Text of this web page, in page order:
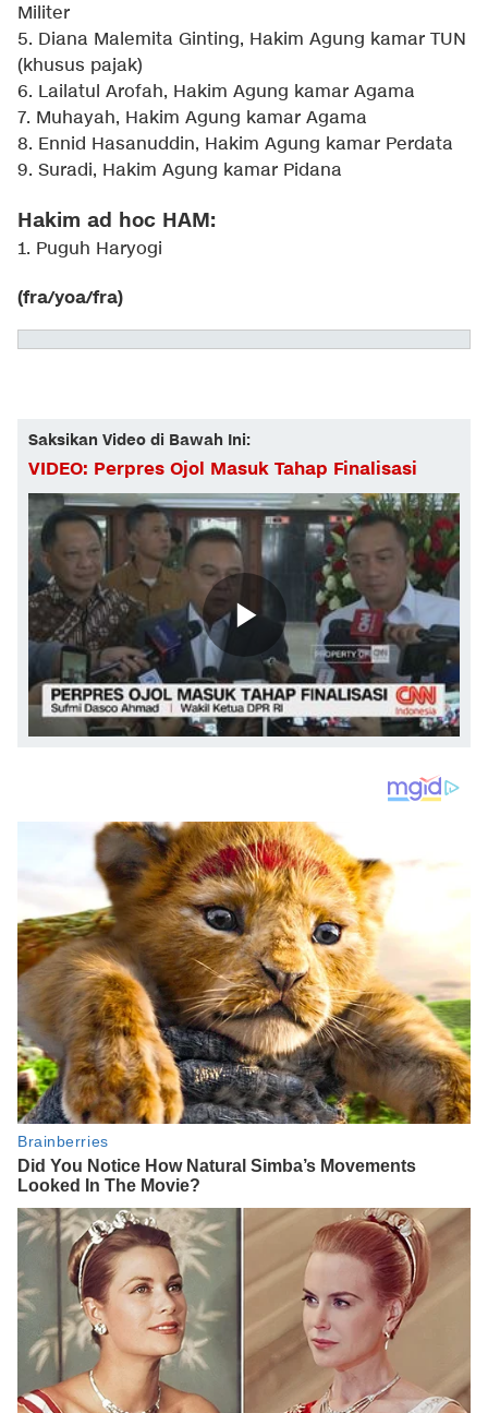
Militer
5. Diana Malemita Ginting, Hakim Agung kamar TUN
(khusus pajak)
6. Lailatul Arofah, Hakim Agung kamar Agama
7. Muhayah, Hakim Agung kamar Agama
8. Ennid Hasanuddin, Hakim Agung kamar Perdata
9. Suradi, Hakim Agung kamar Pidana
Hakim ad hoc HAM:
1. Puguh Haryogi
(fra/yoa/fra)
Saksikan Video di Bawah Ini:
VIDEO: Perpres Ojol Masuk Tahap Finalisasi